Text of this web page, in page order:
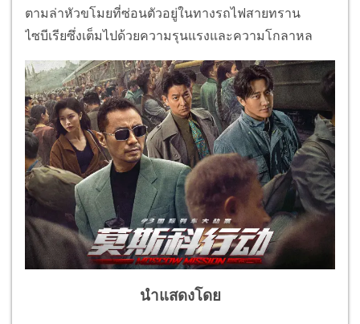
ตามล่าหัวขโมยที่ซ่อนตัวอยู่ในทางรถไฟสายทราน
ไซบีเรียซึ่งเต็มไปด้วยความรุนแรงและความโกลาหล
นำแสดงโดย